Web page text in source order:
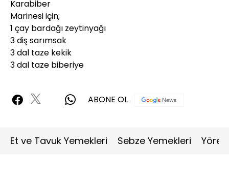
Karabiber
Marinesi için;
1 çay bardağı zeytinyağı
3 diş sarımsak
3 dal taze kekik
3 dal taze biberiye
ABONE OL
Et ve Tavuk Yemekleri Sebze Yemekleri